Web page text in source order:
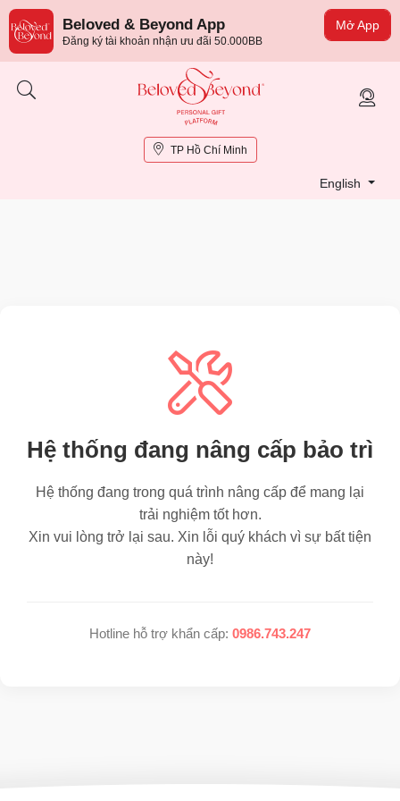
Mở App
Beloved & Beyond App
Đăng ký tài khoản nhận ưu đãi 50.000BB
TP Hồ Chí Minh
English
Hệ thống đang nâng cấp bảo trì
Hệ thống đang trong quá trình nâng cấp để mang lại
trải nghiệm tốt hơn.
Xin vui lòng trở lại sau. Xin lỗi quý khách vì sự bất tiện
này!
Hotline hỗ trợ khẩn cấp: 0986.743.247